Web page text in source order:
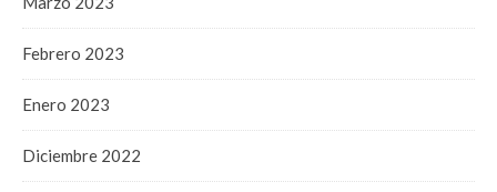
Febrero 2023
Enero 2023
Diciembre 2022